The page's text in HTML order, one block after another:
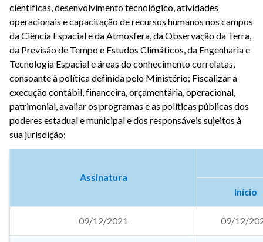
científicas, desenvolvimento tecnológico, atividades
operacionais e capacitação de recursos humanos nos campos
da Ciência Espacial e da Atmosfera, da Observação da Terra,
da Previsão de Tempo e Estudos Climáticos, da Engenharia e
Tecnologia Espacial e áreas do conhecimento correlatas,
consoante à política definida pelo Ministério; Fiscalizar a
execução contábil, financeira, orçamentária, operacional,
patrimonial, avaliar os programas e as políticas públicas dos
poderes estadual e municipal e dos responsáveis sujeitos à
sua jurisdição;
Assinatura
Início
09/12/2021 09/12/